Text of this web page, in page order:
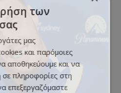
των
μας
και παρόμοιες
αποθηκεύουμε και να
πληροφορίες στη
επεξεργαζόμαστε